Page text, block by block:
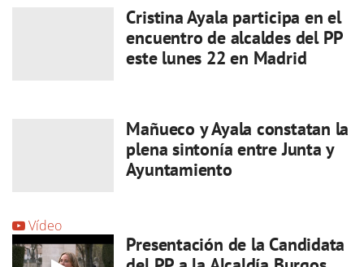
Cristina Ayala participa en el
encuentro de alcaldes del PP
este lunes 22 en Madrid
Mañueco y Ayala constatan la
plena sintonía entre Junta y
Ayuntamiento
Vídeo
Presentación de la Candidata